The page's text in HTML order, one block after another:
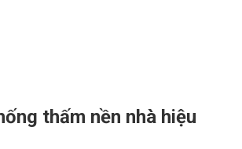
thấm nền nhà hiệu